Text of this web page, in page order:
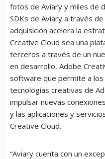
fotos de Aviary y miles de
SDKs de Aviary a través
adquisición acelera la
Creative Cloud sea una
terceros a través de un
en desarrollo, Adobe
software que permite a
tecnologías creativas de
impulsar nuevas
y las aplicaciones y
Creative Cloud.
“Aviary cuenta con un